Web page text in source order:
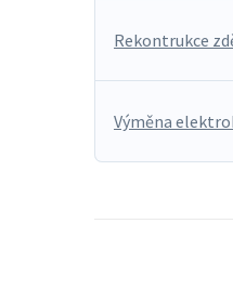
Rekontrukce
Výměna